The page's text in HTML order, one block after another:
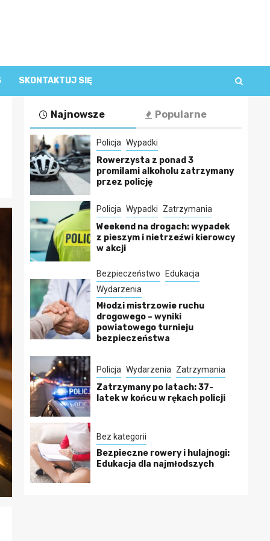
SKONTAKTUJ SIĘ
Najnowsze Popularne
Policja Wypadki
Rowerzysta z ponad 3
promilami alkoholu zatrzymany
przez policję
Policja Wypadki Zatrzymania
Weekend na drogach: wypadek
z pieszym i nietrzeźwi kierowcy
w akcji
Bezpieczeństwo
Edukacja
Wydarzenia
Młodzi mistrzowie ruchu
drogowego – wyniki
powiatowego turnieju
bezpieczeństwa
Policja Wydarzenia Zatrzymania
Zatrzymany po latach: 37-
latek w końcu w rękach policji
Bez kategorii
Bezpieczne rowery i hulajnogi:
Edukacja dla najmłodszych